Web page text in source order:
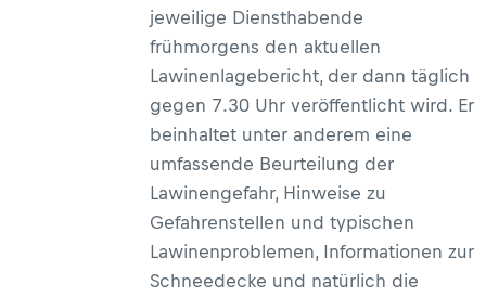
jeweilige Diensthabende
frühmorgens den aktuellen
Lawinenlagebericht, der dann täglich
gegen 7.30 Uhr veröffentlicht wird. Er
beinhaltet unter anderem eine
umfassende Beurteilung der
Lawinengefahr, Hinweise zu
Gefahrenstellen und typischen
Lawinenproblemen, Informationen zur
Schneedecke und natürlich die